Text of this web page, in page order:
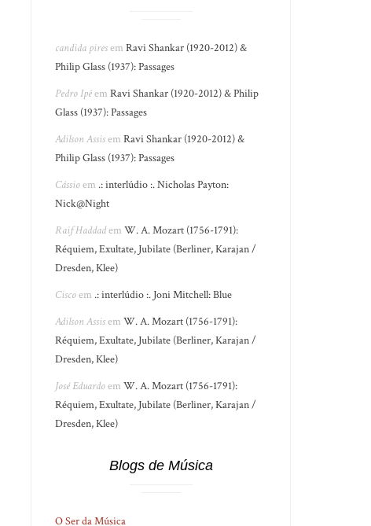
candida piresemRavi Shankar (1920-2012) &
Philip Glass (1937): Passages
Pedro IpêemRavi Shankar (1920-2012) & Philip
Glass (1937): Passages
Adilson AssisemRavi Shankar (1920-2012) &
Philip Glass (1937): Passages
Cássioem .: interlúdio :. Nicholas Payton:
Nick@Night
Raif HaddademW. A. Mozart (1756-1791):
Réquiem, Exultate, Jubilate (Berliner, Karajan /
Dresden, Klee)
Ciscoem .: interlúdio :. Joni Mitchell: Blue
Adilson AssisemW. A. Mozart (1756-1791):
Réquiem, Exultate, Jubilate (Berliner, Karajan /
Dresden, Klee)
José EduardoemW. A. Mozart (1756-1791):
Réquiem, Exultate, Jubilate (Berliner, Karajan /
Dresden, Klee)
Blogs de Música
O Ser da Música